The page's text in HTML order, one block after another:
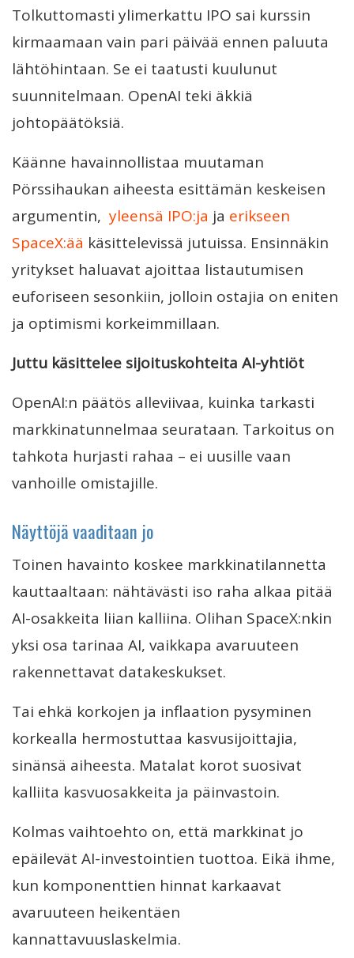
Tolkuttomasti ylimerkattu IPO sai kurssin
kirmaamaan vain pari päivää ennen paluuta
lähtöhintaan. Se ei taatusti kuulunut
suunnitelmaan. OpenAI teki äkkiä
johtopäätöksiä.
Käänne havainnollistaa muutaman
Pörssihaukan aiheesta esittämän keskeisen
argumentin, yleensä IPO:ja ja erikseen
SpaceX:ää käsittelevissä jutuissa. Ensinnäkin
yritykset haluavat ajoittaa listautumisen
euforiseen sesonkiin, jolloin ostajia on eniten
ja optimismi korkeimmillaan.
Juttu käsittelee sijoituskohteita AI-yhtiöt
OpenAI:n päätös alleviivaa, kuinka tarkasti
markkinatunnelmaa seurataan. Tarkoitus on
tahkota hurjasti rahaa – ei uusille vaan
vanhoille omistajille.
Näyttöjä vaaditaan jo
Toinen havainto koskee markkinatilannetta
kauttaaltaan: nähtävästi iso raha alkaa pitää
AI-osakkeita liian kalliina. Olihan SpaceX:nkin
yksi osa tarinaa AI, vaikkapa avaruuteen
rakennettavat datakeskukset.
Tai ehkä korkojen ja inflaation pysyminen
korkealla hermostuttaa kasvusijoittajia,
sinänsä aiheesta. Matalat korot suosivat
kalliita kasvuosakkeita ja päinvastoin.
Kolmas vaihtoehto on, että markkinat jo
epäilevät AI-investointien tuottoa. Eikä ihme,
kun komponenttien hinnat karkaavat
avaruuteen heikentäen
kannattavuuslaskelmia.